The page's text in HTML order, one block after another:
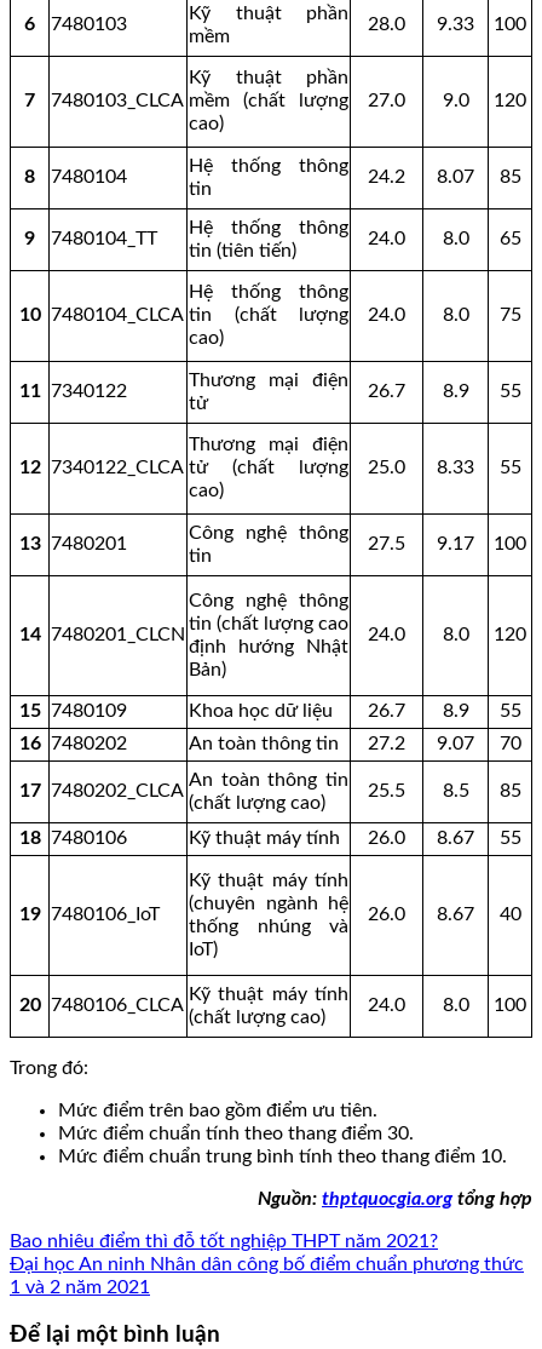
6 7480103
Kỹ thuật phần
mềm
28.0 9.33 100
7 7480103_CLCA
Kỹ thuật phần
mềm (chất lượng
cao)
27.0 9.0 120
8 7480104
Hệ thống thông
tin
24.2 8.07 85
9 7480104_TT
Hệ thống thông
tin (tiên tiến)
24.0 8.0 65
10 7480104_CLCA
Hệ thống thông
tin (chất lượng
cao)
24.0 8.0 75
11 7340122
Thương mại điện
tử
26.7 8.9 55
12 7340122_CLCA
Thương mại điện
tử (chất lượng
cao)
25.0 8.33 55
13 7480201
Công nghệ thông
tin
27.5 9.17 100
14 7480201_CLCN
Công nghệ thông
tin (chất lượng cao
định hướng Nhật
Bản)
24.0 8.0 120
15 7480109 Khoa học dữ liệu 26.7 8.9
55
16 7480202 An toàn thông tin 27.2 9.07 70
17 7480202_CLCA
An toàn thông tin
(chất lượng cao)
25.5 8.5 85
18 7480106 Kỹ thuật máy tính 26.0 8.67 55
19 7480106_IoT
Kỹ thuật máy tính
(chuyên ngành hệ
thống nhúng và
IoT)
26.0 8.67 40
20 7480106_CLCA
Kỹ thuật máy tính
(chất lượng cao)
24.0 8.0 100
Trong đó:
Mức điểm trên bao gồm điểm ưu tiên.
Mức điểm chuẩn tính theo thang điểm 30.
Mức điểm chuẩn trung bình tính theo thang điểm 10.
Nguồn: thptquocgia.orgtổng hợp
Bao nhiêu điểm thì đỗ tốt nghiệp THPT năm 2021?
Đại học An ninh Nhân dân công bố điểm chuẩn phương thức
1 và 2 năm 2021
Để lại một bình luận